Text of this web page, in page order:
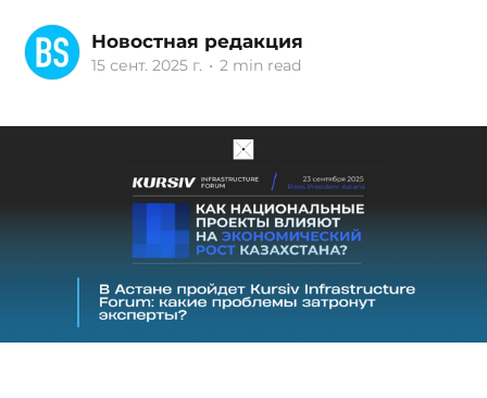
Новостная редакция
15 сент. 2025 г. • 2 min read